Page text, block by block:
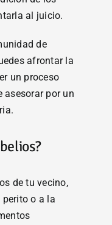
al juicio.
de
afrontar la
un proceso
asesorar por un
de tu vecino,
perito o a la